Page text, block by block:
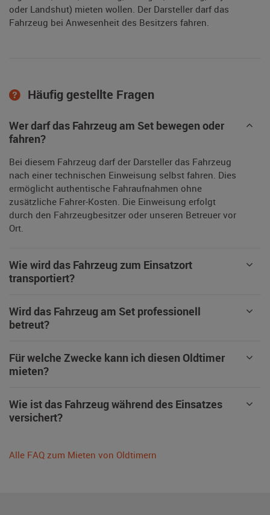
oder Landshut) mieten wollen. Der Darsteller darf das
Fahrzeug bei Anwesenheit des Besitzers fahren.
Häufig gestellte Fragen
Wer darf das Fahrzeug am Set bewegen oder
fahren?
Bei diesem Fahrzeug darf der Darsteller das Fahrzeug
nach einer technischen Einweisung selbst fahren. Dies
ermöglicht authentische Fahraufnahmen ohne
zusätzliche Fahrer-Kosten. Die Einweisung erfolgt
durch den Fahrzeugbesitzer oder unseren Betreuer vor
Ort.
Wie wird das Fahrzeug zum Einsatzort
transportiert?
Wird das Fahrzeug am Set professionell
betreut?
Für welche Zwecke kann ich diesen Oldtimer
mieten?
Wie ist das Fahrzeug während des Einsatzes
versichert?
Alle FAQ zum Mieten von Oldtimern